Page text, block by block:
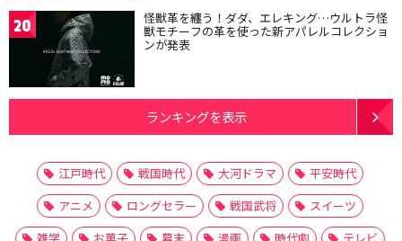
20 怪獣革を纏う！ダダ、エレキング…ウルトラ怪
獣モチーフの革を使った新アパレルコレクショ
ンが発表
ランキングを表示
江戸時代 戦国時代 大河ドラマ
平安時代
アニメ
ロングセラー 戦国武将
スイーツ